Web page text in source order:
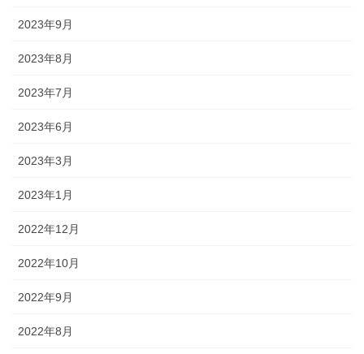
2023年9月
2023年8月
2023年7月
2023年6月
2023年3月
2023年1月
2022年12月
2022年10月
2022年9月
2022年8月